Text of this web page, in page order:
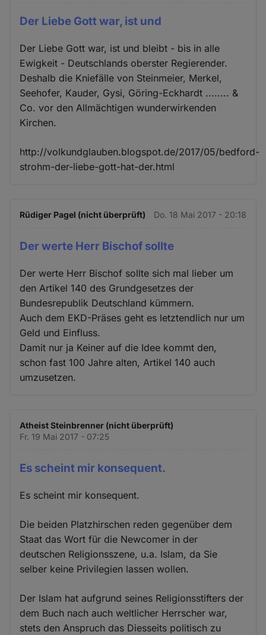
Der Liebe Gott war, ist und
Der Liebe Gott war, ist und bleibt - bis in alle
Ewigkeit - Deutschlands oberster Regierender.
Deshalb die Kniefälle von Steinmeier, Merkel,
Seehofer, Kauder, Gysi, Göring-Eckhardt ........ &
Co. vor den Allmächtigen wunderwirkenden
Kirchen.
http://volkundglauben.blogspot.de/2017/05/bedford-
strohm-der-liebe-gott-hat-der.html
Rüdiger Pagel (nicht überprüft) Do. 18 Mai 2017 - 20:18
Der werte Herr Bischof sollte
Der werte Herr Bischof sollte sich mal lieber um
den Artikel 140 des Grundgesetzes der
Bundesrepublik Deutschland kümmern.
Auch dem EKD-Präses geht es letztendlich nur um
Geld und Einfluss.
Damit nur ja Keiner auf die Idee kommt den,
schon fast 100 Jahre alten, Artikel 140 auch
umzusetzen.
Atheist Steinbrenner (nicht überprüft)
Fr. 19 Mai 2017 - 07:25
Es scheint mir konsequent.
Es scheint mir konsequent.
Die beiden Platzhirschen reden gegenüber dem
Staat das Wort für die Newcomer in der
deutschen Religionsszene, u.a. Islam, da Sie
selber keine Privilegien lassen wollen.
Der Islam hat aufgrund seines Religionsstifters der
dem Buch nach auch weltlicher Herrscher war,
stets den Anspruch das Diesseits politisch zu